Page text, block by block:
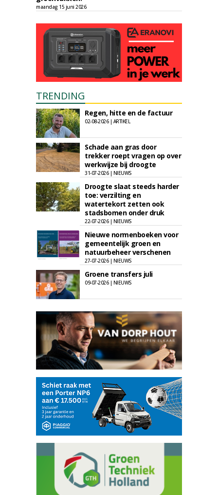
maandag 15 juni 2026
TRENDING
Regen, hitte en de factuur
02-08-2026 | ARTIKEL
Schade aan gras door
trekker roept vragen op over
werkwijze bij droogte
31-07-2026 | NIEUWS
Droogte slaat steeds harder
toe: verzilting en
watertekort zetten ook
stadsbomen onder druk
22-07-2026 | NIEUWS
Nieuwe normenboeken voor
gemeentelijk groen en
natuurbeheer verschenen
27-07-2026 | NIEUWS
Groene transfers juli
09-07-2026 | NIEUWS